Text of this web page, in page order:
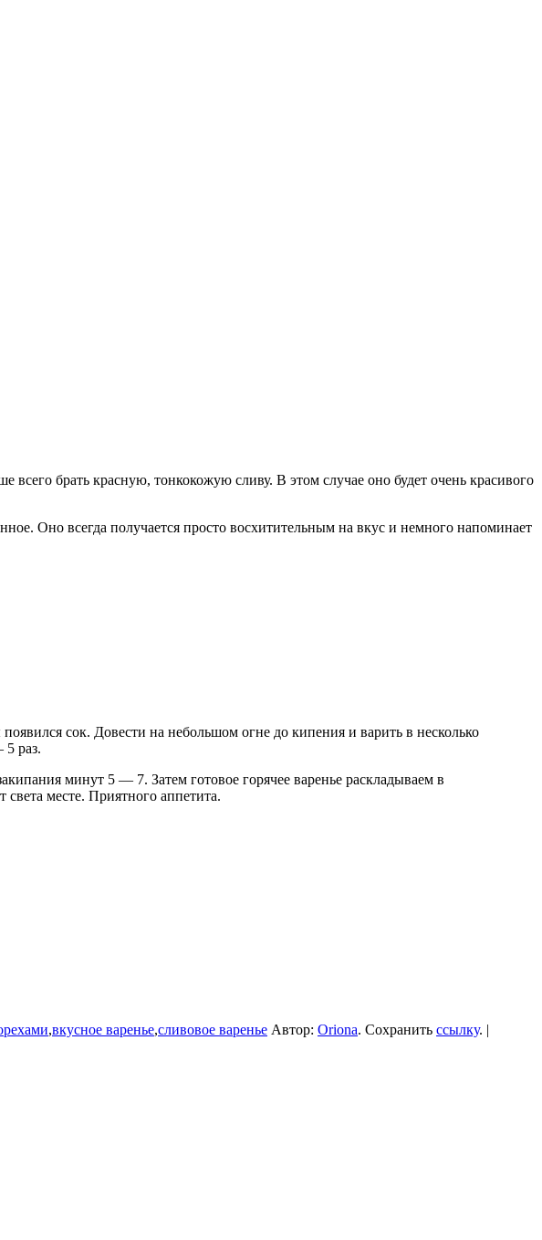
всего брать красную, тонкокожую сливу. В этом случае оно будет очень красивого
Оно всегда получается просто восхитительным на вкус и немного напоминает
сок. Довести на небольшом огне до кипения и варить в несколько
5 раз.
минут 5 — 7. Затем готовое горячее варенье раскладываем в
месте. Приятного аппетита.
,вкусное варенье,сливовое варенье Автор: Oriona. Сохранить ссылку. |